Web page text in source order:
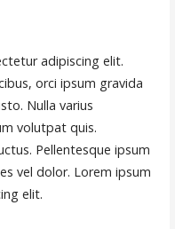
adipiscing elit.
orci ipsum gravida
Nulla varius
volutpat quis.
Pellentesque ipsum
vel dolor. Lorem ipsum
elit.